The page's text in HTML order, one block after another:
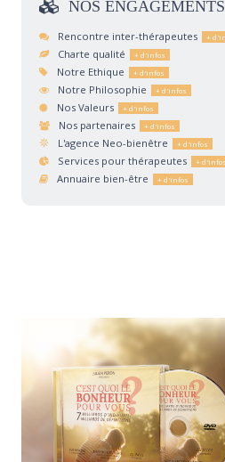
NOS ENGAGEMENTS
Rencontre inter-thérapeutes
Charte qualité
Notre Ethique
Notre Philosophie
Nos Valeurs
Nos partenaires
L'agence Neo-bienêtre
Services pour thérapeutes
Annuaire bien-être